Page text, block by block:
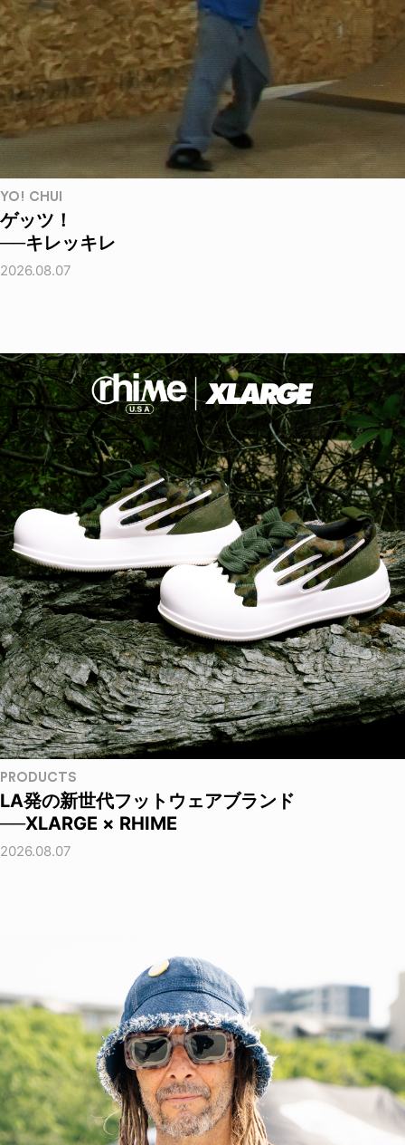
YO! CHUI
ゲッツ！
──キレッキレ
2026.08.07
PRODUCTS
LA発の新世代フットウェアブランド
──XLARGE × RHIME
2026.08.07